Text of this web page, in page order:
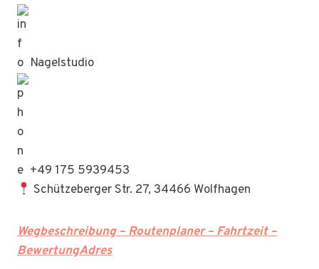
Nagelstudio
+49 175 5939453
Schützeberger Str. 27, 34466 Wolfhagen
Wegbeschreibung – Routenplaner – Fahrtzeit –
BewertungAdres